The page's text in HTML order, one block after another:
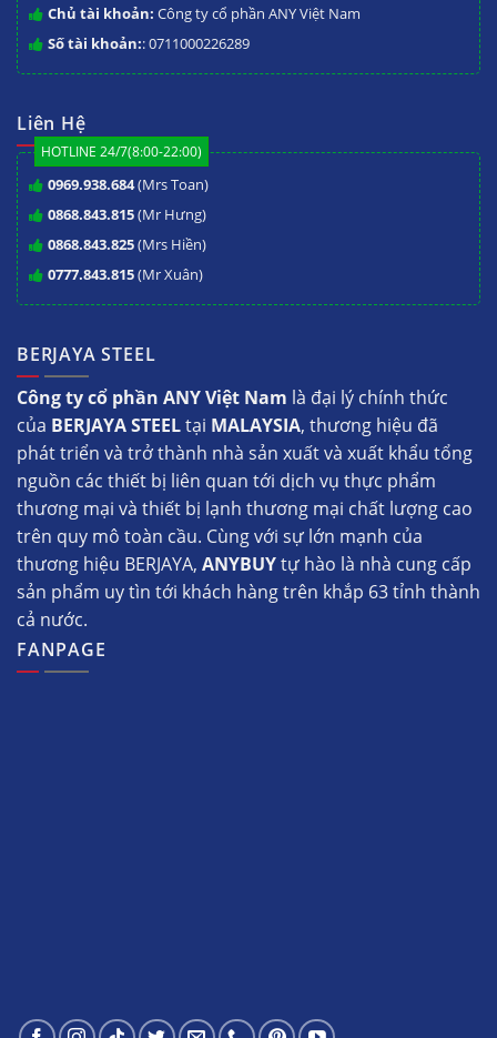
Chủ tài khoản: Công ty cổ phần ANY Việt Nam
Số tài khoản:: 0711000226289
Liên Hệ
HOTLINE 24/7(8:00-22:00)
0969.938.684(Mrs Toan)
0868.843.815(Mr Hưng)
0868.843.825(Mrs Hiền)
0777.843.815(Mr Xuân)
BERJAYA STEEL
Công ty cổ phần ANY Việt Nam là đại lý chính thức
của BERJAYA STEELtại MALAYSIA, thương hiệu đã
phát triển và trở thành nhà sản xuất và xuất khẩu tổng
nguồn các thiết bị liên quan tới dịch vụ thực phẩm
thương mại và thiết bị lạnh thương mại chất lượng cao
trên quy mô toàn cầu. Cùng với sự lớn mạnh của
thương hiệu BERJAYA, ANYBUYtự hào là nhà cung cấp
sản phẩm uy tìn tới khách hàng trên khắp 63 tỉnh thành
cả nước.
FANPAGE